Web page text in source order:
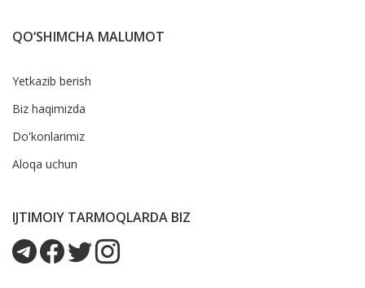
QO‘SHIMCHA MALUMOT
Yetkazib berish
Biz haqimizda
Do'konlarimiz
Aloqa uchun
IJTIMOIY TARMOQLARDA BIZ